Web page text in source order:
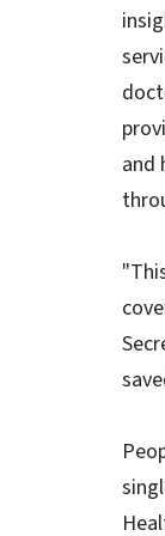
and